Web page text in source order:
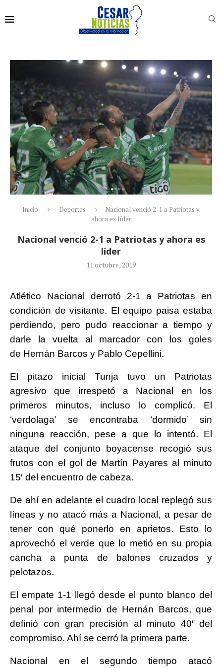
Inicio Deportes
Nacional venció 2-1 a Patriotas y
ahora es líder
Nacional venció 2-1 a Patriotas y ahora es
líder
11 octubre, 2019
Atlético Nacional derrotó 2-1 a Patriotas en
condición de visitante. El equipo paisa estaba
perdiendo, pero pudo reaccionar a tiempo y
darle la vuelta al marcador con los goles
de Hernán Barcos y Pablo Cepellini.
El pitazo inicial Tunja tuvo un Patriotas
agresivo que irrespetó a Nacional en los
primeros minutos, incluso lo complicó. El
‘verdolaga’ se encontraba ‘dormido’ sin
ninguna reacción, pese a que lo intentó. El
ataque del conjunto boyacense recogió sus
frutos con el gol de Martín Payares al minuto
15′ del encuentro de cabeza.
De ahí en adelante el cuadro local replegó sus
líneas y no atacó más a Nacional, a pesar de
tener con qué ponerlo en aprietos. Esto lo
aprovechó el verde que lo metió en su propia
cancha a punta de balones cruzados y
pelotazos.
El empate 1-1 llegó desde el punto blanco del
penal por intermedio de Hernán Barcos, que
definió con gran precisión al minuto 40′ del
compromiso. Ahí se cerró la primera parte.
Nacional en el segundo tiempo atacó